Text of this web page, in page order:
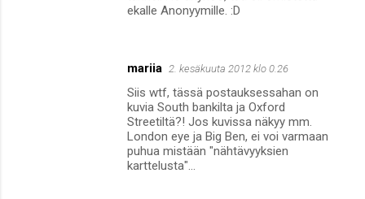
ekalle Anonyymille. :D
mariia 2. kesäkuuta 2012 klo 0.26
Siis wtf, tässä postauksessahan on
kuvia South bankilta ja Oxford
Streetiltä?! Jos kuvissa näkyy mm.
London eye ja Big Ben, ei voi varmaan
puhua mistään "nähtävyyksien
karttelusta"...